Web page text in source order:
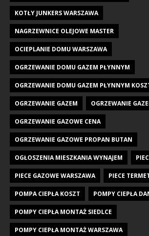
KOTŁY JUNKERS WARSZAWA
NAGRZEWNICE OLEJOWE MASTER
OCIEPLANIE DOMU WARSZAWA
OGRZEWANIE DOMU GAZEM PŁYNNYM
OGRZEWANIE DOMU GAZEM PŁYNNYM
OGRZEWANIE GAZEM OGRZEWANIE
OGRZEWANIE GAZOWE CENA
OGRZEWANIE GAZOWE PROPAN BUTAN
OGŁOSZENIA MIESZKANIA WYNAJEM
PIECE GAZOWE WARSZAWA PIECE
POMPA CIEPŁA KOSZT POMPY CIEPŁA
POMPY CIEPŁA MONTAŻ SIEDLCE
POMPY CIEPŁA MONTAŻ WARSZAWA